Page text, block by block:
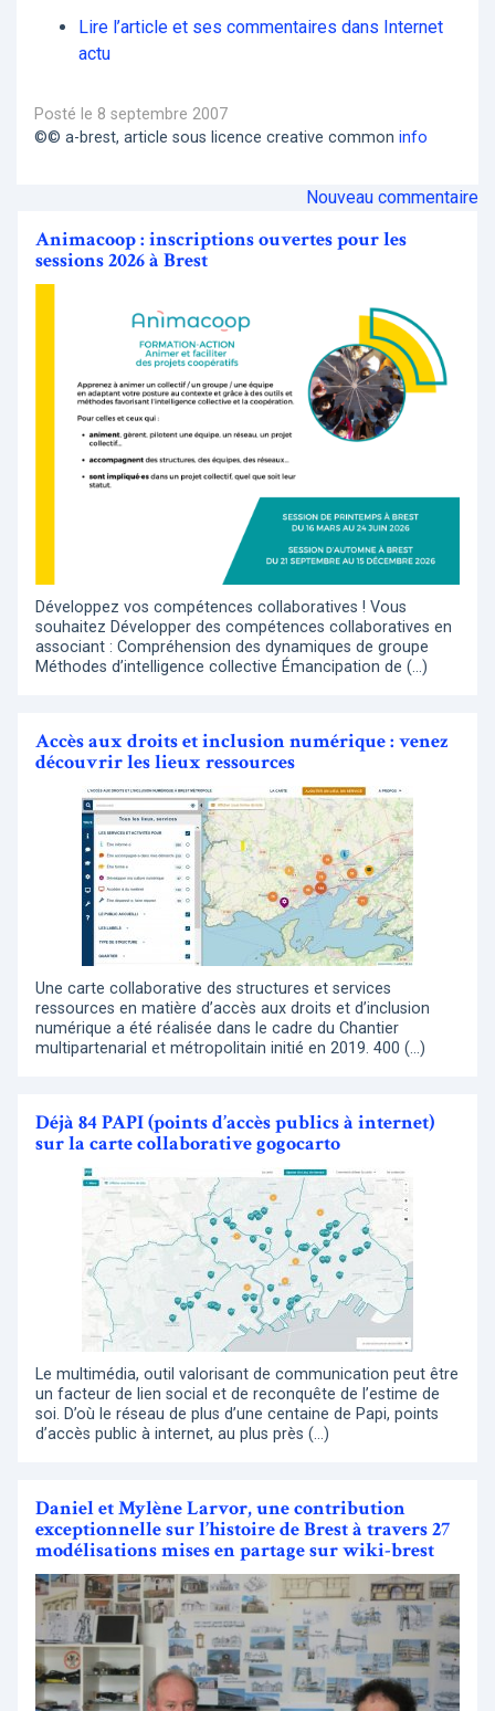
Lire l’article et ses commentaires dans Internet
actu
Posté le 8 septembre 2007
©© a-brest, article sous licence creative common info
Nouveau commentaire
Animacoop : inscriptions ouvertes pour les
sessions 2026 à Brest
Développez vos compétences collaboratives ! Vous
souhaitez Développer des compétences collaboratives en
associant : Compréhension des dynamiques de groupe
Méthodes d’intelligence collective Émancipation de (…)
Accès aux droits et inclusion numérique : venez
découvrir les lieux ressources
Une carte collaborative des structures et services
ressources en matière d’accès aux droits et d’inclusion
numérique a été réalisée dans le cadre du Chantier
multipartenarial et métropolitain initié en 2019. 400 (…)
Déjà 84 PAPI (points d’accès publics à internet)
sur la carte collaborative gogocarto
Le multimédia, outil valorisant de communication peut être
un facteur de lien social et de reconquête de l’estime de
soi. D’où le réseau de plus d’une centaine de Papi, points
d’accès public à internet, au plus près (…)
Daniel et Mylène Larvor, une contribution
exceptionnelle sur l’histoire de Brest à travers 27
modélisations mises en partage sur wiki-brest